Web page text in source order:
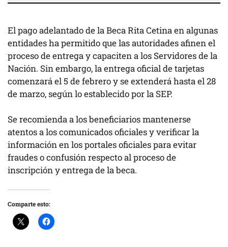
El pago adelantado de la Beca Rita Cetina en algunas
entidades ha permitido que las autoridades afinen el
proceso de entrega y capaciten a los Servidores de la
Nación. Sin embargo, la entrega oficial de tarjetas
comenzará el 5 de febrero y se extenderá hasta el 28
de marzo, según lo establecido por la SEP.
Se recomienda a los beneficiarios mantenerse
atentos a los comunicados oficiales y verificar la
información en los portales oficiales para evitar
fraudes o confusión respecto al proceso de
inscripción y entrega de la beca.
Comparte esto: